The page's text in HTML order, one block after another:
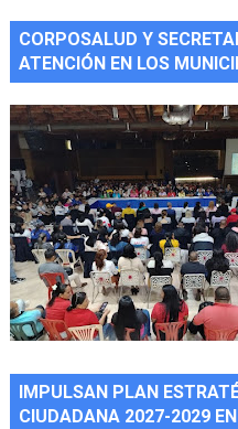
CORPOSALUD Y
ATENCIÓN EN LOS
IMPULSAN PLAN
CIUDADANA 2027-2029